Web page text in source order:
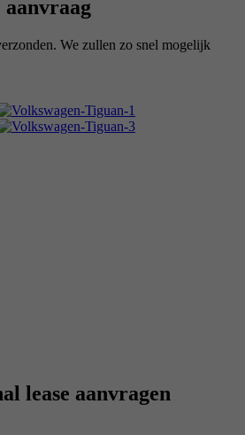
We zullen zo snel mogelijk
lease aanvragen